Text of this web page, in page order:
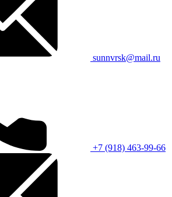
sunnvrsk@mail.ru
+7 (918) 463-99-66